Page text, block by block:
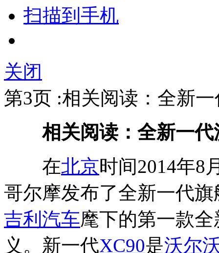
扫描到手机
关闭
第3页 :相关阅读：全新
相关阅读：全新一代
在北京时间2014年8
哥尔摩发布了全新一代旗
吉利汽车麾下的第一款
义。新一代XC90是沃尔